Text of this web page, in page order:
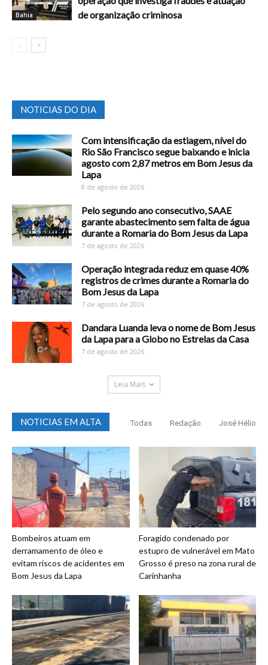
Bahia
de organização criminosa
NOTICIAS DO DIA
Com intensificação da estiagem, nível do
Rio São Francisco segue baixando e inicia
agosto com 2,87 metros em Bom Jesus da
Lapa
8 de agosto de 2026
Pelo segundo ano consecutivo, SAAE
garante abastecimento sem falta de água
durante a Romaria do Bom Jesus da Lapa
7 de agosto de 2026
Operação integrada reduz em quase 40%
registros de crimes durante a Romaria do
Bom Jesus da Lapa
7 de agosto de 2026
Dandara Luanda leva o nome de Bom Jesus
da Lapa para a Globo no Estrelas da Casa
7 de agosto de 2026
Leia Mais
NOTICIAS EM ALTA Todas Redação José Hélio
Bombeiros atuam em
derramamento de óleo e
evitam riscos de acidentes em
Bom Jesus da Lapa
Foragido condenado por
estupro de vulnerável em Mato
Grosso é preso na zona rural de
Carinhanha